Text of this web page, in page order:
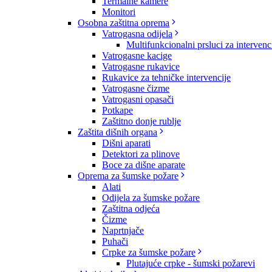
Monitori
Osobna zaštitna oprema
Vatrogasna odijela
Multifunkcionalni prsluci za
Vatrogasne kacige
Vatrogasne rukavice
Rukavice za tehničke intervencije
Vatrogasne čizme
Vatrogasni opasači
Potkape
Zaštitno donje rublje
Zaštita dišnih organa
Dišni aparati
Detektori za plinove
Boce za dišne aparate
Oprema za šumske požare
Alati
Odijela za šumske požare
Zaštitna odjeća
Čizme
Naprtnjače
Puhači
Crpke za šumske požare
Plutajuće crpke - šumski požarevi